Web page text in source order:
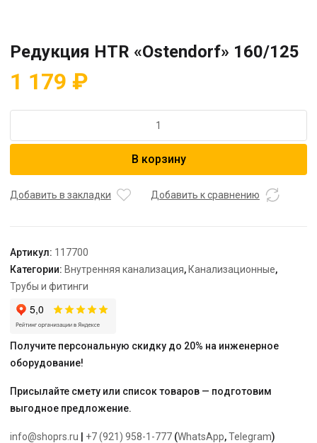
Редукция HTR «Ostendorf» 160/125
1 179 ₽
Редукция
160/125
В корзину
Добавить в закладки Добавить к сравнению
Артикул: 117700
Категории: Внутренняя канализация, Канализационные,
Трубы и фитинги
Получите персональную скидку до 20% на инженерное
оборудование!
Присылайте смету или список товаров — подготовим
выгодное предложение.
info@shoprs.ru +7 (921) 958-1-777 (WhatsApp,Telegram)